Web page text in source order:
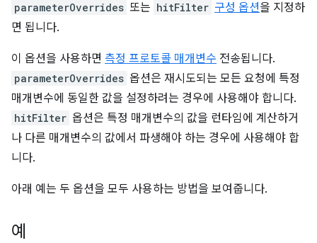
parameterOverrides 또는 hitFilter 구성 옵션을 지정하
면 됩니다.
이 옵션을 사용하면 측정 프로토콜 매개변수 전송됩니다.
parameterOverrides 옵션은 재시도되는 모든 요청에 특정
매개변수에 동일한 값을 설정하려는 경우에 사용해야 합니다.
hitFilter 옵션은 특정 매개변수의 값을 런타임에 계산하거
나 다른 매개변수의 값에서 파생해야 하는 경우에 사용해야 합
니다.
아래 예는 두 옵션을 모두 사용하는 방법을 보여줍니다.
예